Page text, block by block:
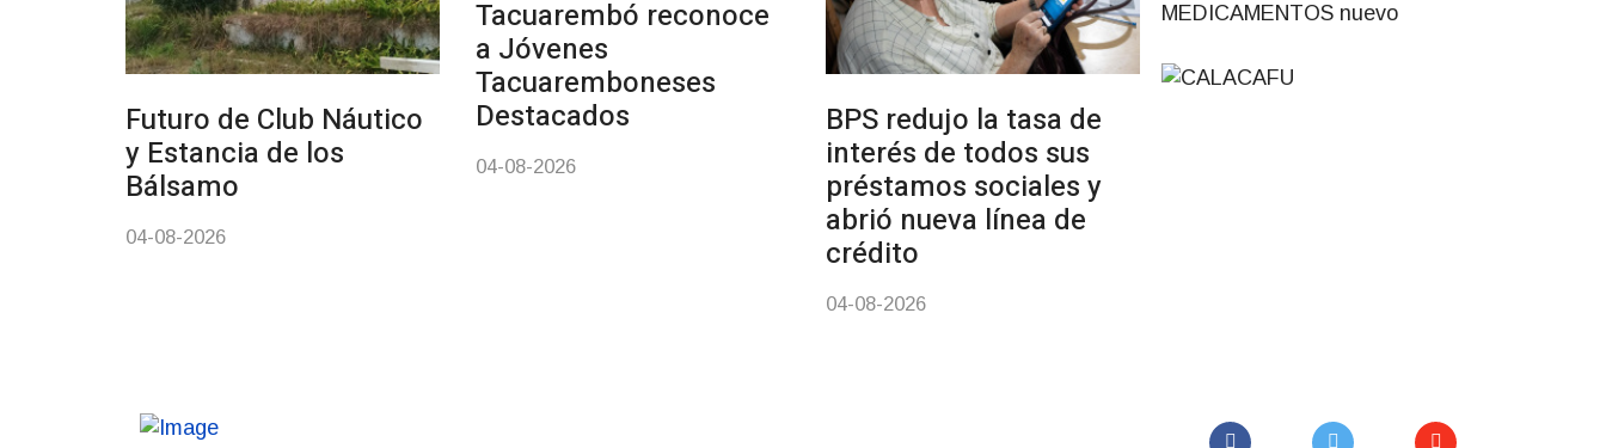
Futuro de Club Náutico
y Estancia de los
Bálsamo
04-08-2026
Tacuarembó reconoce
a Jóvenes
Tacuaremboneses
Destacados
04-08-2026
BPS redujo la tasa de
interés de todos sus
préstamos sociales y
abrió nueva línea de
crédito
04-08-2026